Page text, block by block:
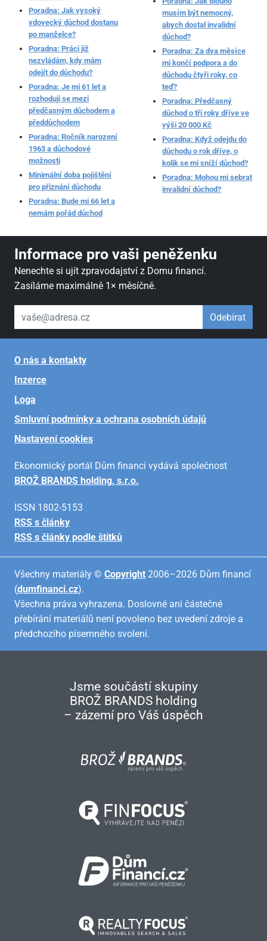
Poradna: Jak vysoký
vdovecký důchod dostanu
po manželce?
Poradna: Práci již
nezvládám, kdy mám
odejít do důchodu?
Poradna: Je mi 61 let a
rozhoduji se mezi
předčasným důchodem a
předdůchodem
Poradna: Ročník narození
1963 a důchodové
možnosti
Minimální doba pojištění
pro přiznání důchodu
Poradna: Bude mi 66 let a
nemám pořád důchod
musím být nemocný,
abych dostal invalidní
důchod?
Poradna: Za dva měsíce
mi končí podpora a do
důchodu čtyři roky, co
teď?
Poradna: Předčasný
důchod o tři roky dříve ve
výši 20 000 Kč
Poradna: Když odejdu do
důchodu o rok dříve, o
kolik se mi sníží důchod?
Poradna: Mohou mi sebrat
invalidní důchod?
Informace pro vaši peněženku
Nenechte si ujít zpravodajství z Domu financí.
Zasíláme maximálně 1× měsíčně.
váš email Odebírat
O nás a kontakty
Inzerce
Loga
Smluvní podmínky a ochrana osobních údajů
Nastavení cookies
Ekonomický portál Dům financí vydává společnost
BROŽ BRANDS holding, s.r.o.
ISSN 1802-5153
RSS s články
RSS s články podle štítků
Všechny materiály © Copyright 2006–2026 Dům financí
(dumfinanci.cz).
Všechna práva vyhrazena. Doslovné ani částečné
přebírání materiálů není povoleno bez uvedení zdroje a
předchozího písemného svolení.
Jsme součástí skupiny
BROŽ BRANDS holding
– zázemí pro Váš úspěch